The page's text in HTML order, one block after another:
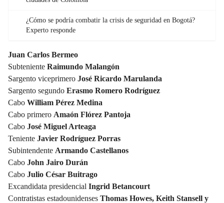
¿Cómo se podría combatir la crisis de seguridad en Bogotá?
Experto responde
Juan Carlos Bermeo
Subteniente Raimundo Malangón
Sargento viceprimero José Ricardo Marulanda
Sargento segundo Erasmo Romero Rodríguez
Cabo William Pérez Medina
Cabo primero Amaón Flórez Pantoja
Cabo José Miguel Arteaga
Teniente Javier Rodríguez Porras
Subintendente Armando Castellanos
Cabo John Jairo Durán
Cabo Julio César Buitrago
Excandidata presidencial Ingrid Betancourt
Contratistas estadounidenses Thomas Howes, Keith Stansell y